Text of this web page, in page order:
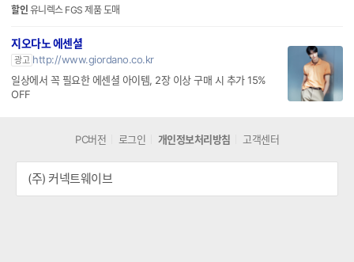
할인 유니렉스 FGS 제품 도매
지오다노 에센셜
광고 http://www.giordano.co.kr
일상에서 꼭 필요한 에센셜 아이템, 2장 이상 구매 시 추가 15%
OFF
PC버전 로그인 개인정보처리방침 고객센터
(주) 커넥트웨이브